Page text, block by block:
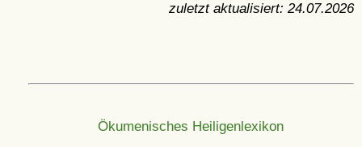
zuletzt aktualisiert: 24.07.2026
Ökumenisches Heiligenlexikon